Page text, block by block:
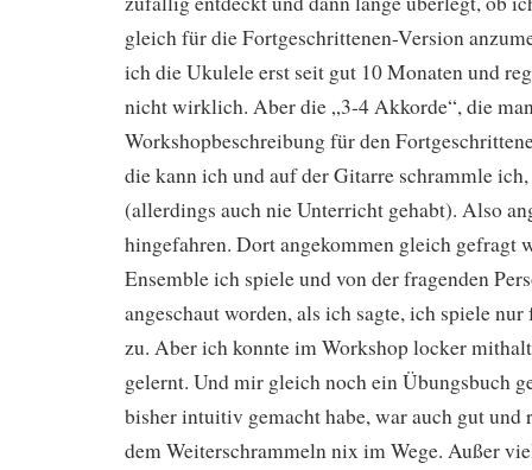
gleich für die Fortgeschrittenen-Version
ich die Ukulele erst seit gut 10 Monaten und
nicht wirklich. Aber die „3-4 Akkorde“, die
Workshopbeschreibung für den
die kann ich und auf der Gitarre schrammle
(allerdings auch nie Unterricht gehabt). Also
hingefahren. Dort angekommen gleich gefragt
Ensemble ich spiele und von der fragenden
angeschaut worden, als ich sagte, ich spiele
zu. Aber ich konnte im Workshop locker
gelernt. Und mir gleich noch ein Übungsbuch
bisher intuitiv gemacht habe, war auch gut und
dem Weiterschrammeln nix im Wege. Außer